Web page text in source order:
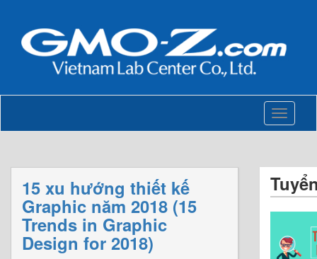
Toggle
15 xu hướng thiết kế
Graphic năm 2018 (15
Trends in Graphic
Design for 2018)